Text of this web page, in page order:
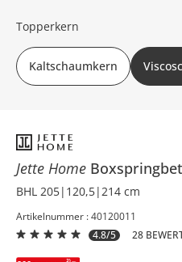
Jette Home
BHL 205|120,5|214 cm
Artikelnummer : 40120011
4.8/5
28
Topperkern
Kaltschaumkern